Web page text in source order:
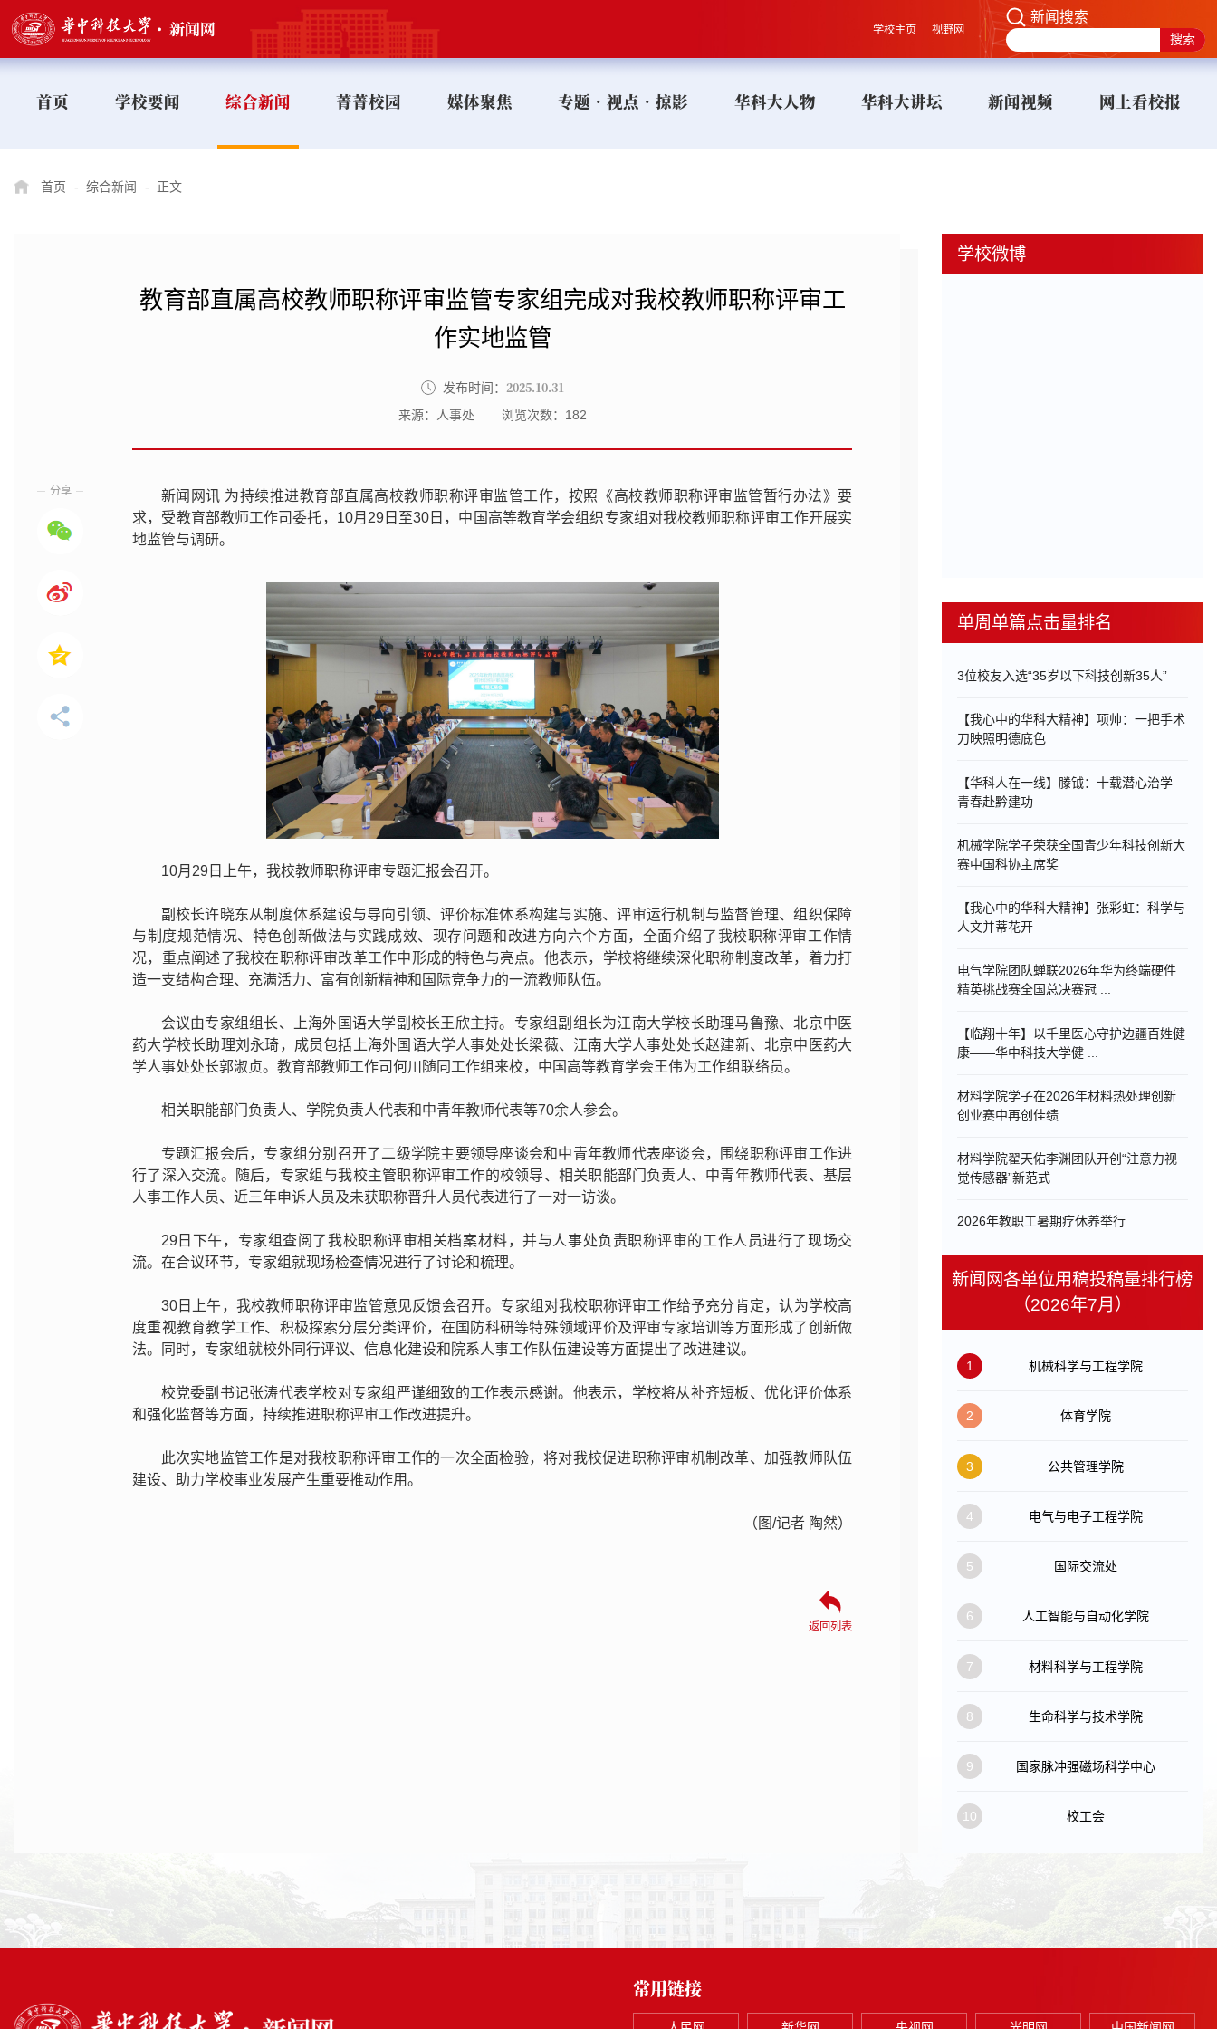
学校主页 视野网
新闻搜索
首页 学校要闻 综合新闻 菁菁校园 媒体聚焦 专题•视点•掠影 华科大人物 华科大讲坛 新闻视频 网上看校报
首页 - 综合新闻 - 正文
教育部直属高校教师职称评审监管专家组完成对我校教师职称评审工
作实地监管
发布时间： 2025.10.31
来源：人事处 浏览次数： 182
新闻网讯 为持续推进教育部直属高校教师职称评审监管工作，按照《高校教师职称评审监管暂行办法》要
求，受教育部教师工作司委托，10月29日至30日，中国高等教育学会组织专家组对我校教师职称评审工作开展实
地监管与调研。
10月29日上午，我校教师职称评审专题汇报会召开。
副校长许晓东从制度体系建设与导向引领、评价标准体系构建与实施、评审运行机制与监督管理、组织保障
与制度规范情况、特色创新做法与实践成效、现存问题和改进方向六个方面，全面介绍了我校职称评审工作情
况，重点阐述了我校在职称评审改革工作中形成的特色与亮点。他表示，学校将继续深化职称制度改革，着力打
造一支结构合理、充满活力、富有创新精神和国际竞争力的一流教师队伍。
会议由专家组组长、上海外国语大学副校长王欣主持。专家组 副组长为江南大学校长助理马鲁豫、北京中医
药大学校长助理刘永琦，成员包括上海外国语大学人事处处长梁薇、江南大学人事处处长赵建新、北京中医药大
学人事处处长郭淑贞。教育部教师工作司何川随同工作组来校，中国高等教育学会王伟为工作组联络员。
相关职能部门负责人、学院负责人代表和中青年教师代表等70余人参会。
专题汇报会后，专家组分别召开了二级学院主要领导座谈会和中青年教师代表座谈会，围绕职称评审工作进
行了深入交流。随后，专家组与我校主管职称评审工作的校领导、相关职能部门负责人、中青年教师代表、基层
人事工作人员、近三年申诉人员及未获职称晋升人员代表进行了一对一访谈。
29日下午，专家组查阅了我校职称评审相关档案材料，并与人事处负责职称评审的工作人员进行了现场交
流。在合议环节，专家组就现场检查情况进行了讨论和梳理。
30日上午，我校教师职称评审监管意见反馈会召开。专家组对我校职称评审工作给予充分肯定，认为学校高
度重视教育教学工作、积极探索分层分类评价，在国防科研等特殊领域评价及评审专家培训等方面形成了创新做
法。同时，专家组就校外同行评议、信息化建设和院系人事工作队伍建设等方面提出了改进建议。
校党委副书记张涛代表学校对专家组严谨细致的工作表示感谢。他表示，学校将从补齐短板、优化评价体系
和强化监督等方面，持续推进职称评审工作改进提升。
此次实地监管工作是对我校职称评审工作的一次全面检验，将对我校促进职称评审机制改革、加强教师队伍
建设、助力学校事业发展产生重要推动作用。
（图/记者 陶然）
分享
返回列表
学校微博
单周单篇点击量排名
3位校友入选“35岁以下科技创新35人”
【我心中的华科大精神】项帅：一把手术
刀映照明德底色
【华科人在一线】滕钺：十载潜心治学
青春赴黔建功
机械学院学子荣获全国青少年科技创新大
赛中国科协主席奖
【我心中的华科大精神】张彩虹：科学与
人文并蒂花开
电气学院团队蝉联2026年华为终端硬件
精英挑战赛全国总决赛冠 ...
【临翔十年】以千里医心守护边疆百姓健
康——华中科技大学健 ...
材料学院学子在2026年材料热处理创新
创业赛中再创佳绩
材料学院翟天佑李渊团队开创“注意力视
觉传感器”新范式
​2026年教职工暑期疗休养举行
新闻网各单位用稿投稿量排行榜
（2026年7月）
1 机械科学与工程学院
2 体育学院
3 公共管理学院
4 电气与电子工程学院
5 国际交流处
6 人工智能与自动化学院
7 材料科学与工程学院
8 生命科学与技术学院
9 国家脉冲强磁场科学中心
10 校工会
常用链接